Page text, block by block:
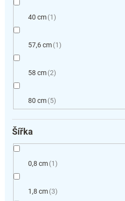
40 cm 1
57,6 cm 1
58 cm 2
80 cm 5
Šířka
0,8 cm 1
1,8 cm 3